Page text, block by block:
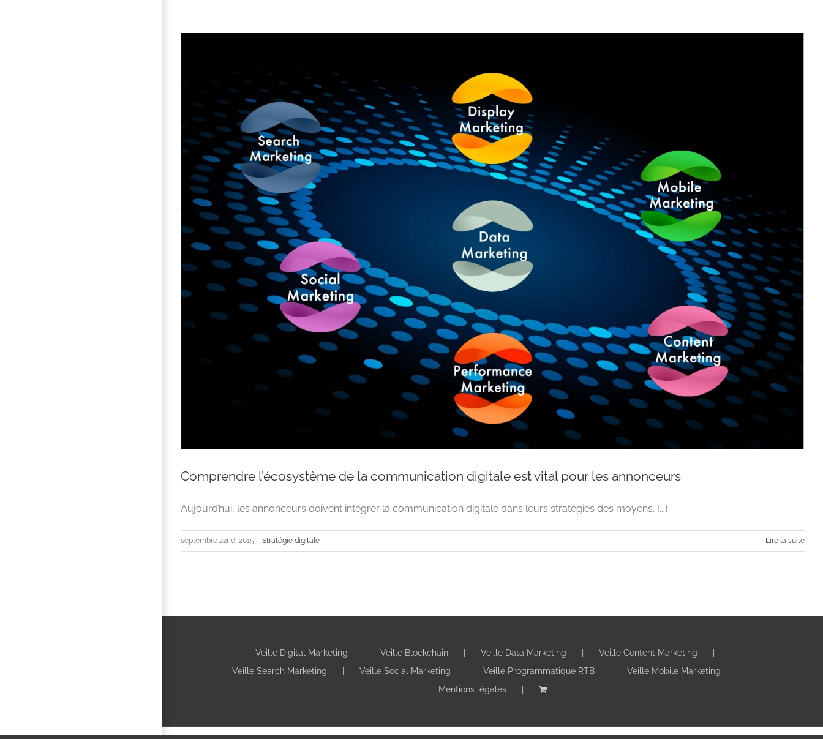
Construire une Stratégie Digitale en 6 étapes
Advertising Stratégie de Communication digitale
Comprendre l’écosystème de la communication digitale est vital pour les annonceurs
Aujourd’hui, les annonceurs doivent intégrer la communication digitale dans leurs stratégies des moyens. [...]
septembre 22nd, 2015 Stratégie digitale Lire la suite
Veille Digital Marketing Veille Blockchain Veille Data Marketing
Veille Content Marketing
Veille Search Marketing
Veille Social Marketing Veille Programmatique RTB
Veille Mobile Marketing
Mentions légales